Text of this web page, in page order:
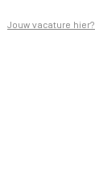
Jouw vacature hier?